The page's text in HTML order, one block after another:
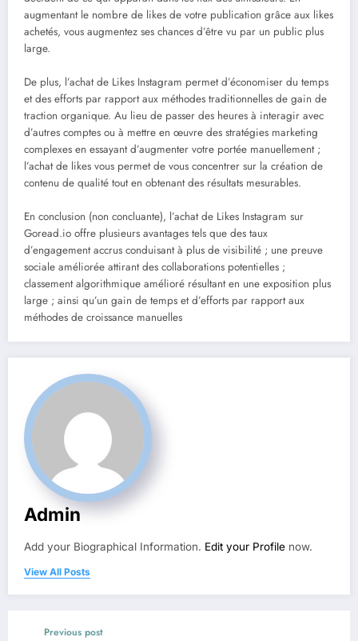
augmentant le nombre de likes de votre publication grâce aux likes
achetés, vous augmentez ses chances d’être vu par un public plus
large.
De plus, l’achat de Likes Instagram permet d’économiser du temps
et des efforts par rapport aux méthodes traditionnelles de gain de
traction organique. Au lieu de passer des heures à interagir avec
d’autres comptes ou à mettre en œuvre des stratégies marketing
complexes en essayant d’augmenter votre portée manuellement ;
l’achat de likes vous permet de vous concentrer sur la création de
contenu de qualité tout en obtenant des résultats mesurables.
En conclusion (non concluante), l’achat de Likes Instagram sur
Goread.io offre plusieurs avantages tels que des taux
d’engagement accrus conduisant à plus de visibilité ; une preuve
sociale améliorée attirant des collaborations potentielles ;
classement algorithmique amélioré résultant en une exposition plus
large ; ainsi qu’un gain de temps et d’efforts par rapport aux
méthodes de croissance manuelles
Admin
Add your Biographical Information. Edit your Profile now.
View All Posts
Previous post